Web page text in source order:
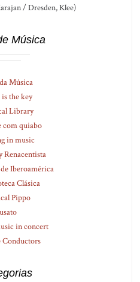
/ Dresden, Klee)
Música
Música
the key
Library
com quiabo
in music
Renacentista
Iberoamérica
Clásica
Pippo
in concert
Conductors